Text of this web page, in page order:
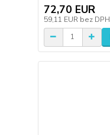
72,70 EUR
59,11 EUR bez DPH